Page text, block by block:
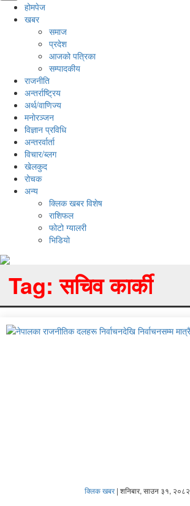
होमपेज
खबर
समाज
प्रदेश
आजको पत्रिका
सम्पादकीय
राजनीति
अन्तर्राष्ट्रिय
अर्थ/वाणिज्य
मनाेरञ्जन
विज्ञान प्रविधि
अन्तरर्वार्ता
विचार/ब्लग
खेलकुद
रोचक
अन्य
क्लिक खबर विशेष
राशिफल
फोटो ग्यालरी
भिडियो
Tag:सचिव कार्की
क्लिक खबर| शनिबार, साउन ३१, २०८२